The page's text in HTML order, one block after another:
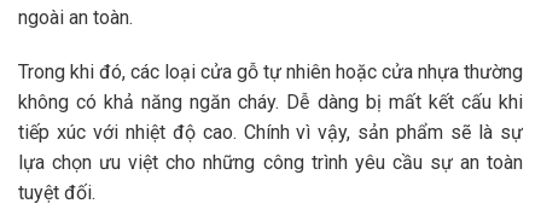
ngoài an toàn.
Trong khi đó, các loại cửa gỗ tự nhiên hoặc cửa nhựa thường
không có khả năng ngăn cháy. Dễ dàng bị mất kết cấu khi
tiếp xúc với nhiệt độ cao. Chính vì vậy, sản phẩm sẽ là sự
lựa chọn ưu việt cho những công trình yêu cầu sự an toàn
tuyệt đối.